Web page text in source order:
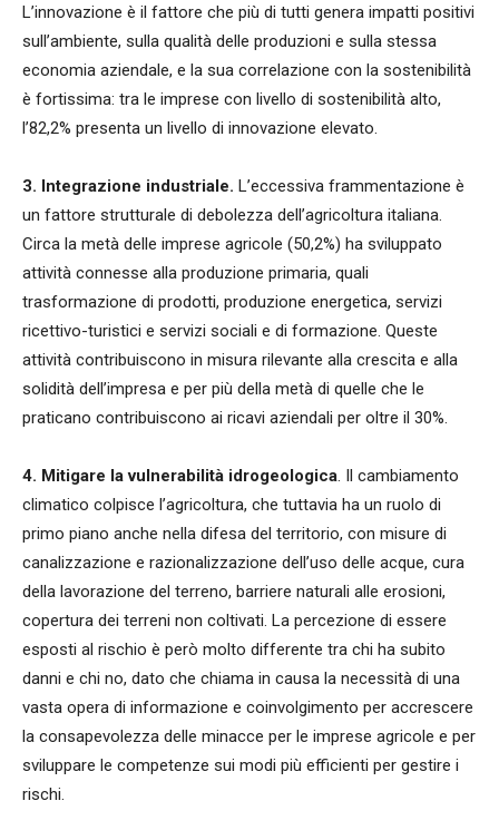
L’innovazione è il fattore che più di tutti genera impatti positivi
sull’ambiente, sulla qualità delle produzioni e sulla stessa
economia aziendale, e la sua correlazione con la sostenibilità
è fortissima: tra le imprese con livello di sostenibilità alto,
l’82,2% presenta un livello di innovazione elevato.
3. Integrazione industriale. L’eccessiva frammentazione è
un fattore strutturale di debolezza dell’agricoltura italiana.
Circa la metà delle imprese agricole (50,2%) ha sviluppato
attività connesse alla produzione primaria, quali
trasformazione di prodotti, produzione energetica, servizi
ricettivo-turistici e servizi sociali e di formazione. Queste
attività contribuiscono in misura rilevante alla crescita e alla
solidità dell’impresa e per più della metà di quelle che le
praticano contribuiscono ai ricavi aziendali per oltre il 30%.
4. Mitigare la vulnerabilità idrogeologica. Il cambiamento
climatico colpisce l’agricoltura, che tuttavia ha un ruolo di
primo piano anche nella difesa del territorio, con misure di
canalizzazione e razionalizzazione dell’uso delle acque, cura
della lavorazione del terreno, barriere naturali alle erosioni,
copertura dei terreni non coltivati. La percezione di essere
esposti al rischio è però molto differente tra chi ha subito
danni e chi no, dato che chiama in causa la necessità di una
vasta opera di informazione e coinvolgimento per accrescere
la consapevolezza delle minacce per le imprese agricole e per
sviluppare le competenze sui modi più efficienti per gestire i
rischi.